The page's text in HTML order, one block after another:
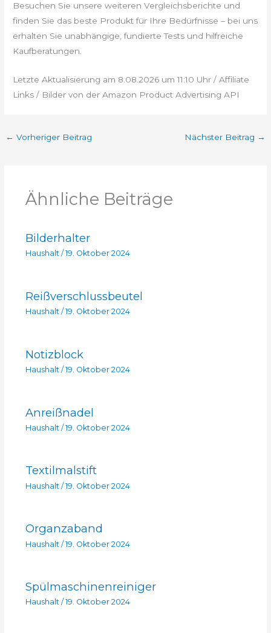
Besuchen Sie unsere weiteren Vergleichsberichte und
finden Sie das beste Produkt für Ihre Bedürfnisse – bei uns
erhalten Sie unabhängige, fundierte Tests und hilfreiche
Kaufberatungen.
Letzte Aktualisierung am 8.08.2026 um 11:10 Uhr / Affiliate
Links / Bilder von der Amazon Product Advertising API
← Vorheriger Beitrag Nächster Beitrag →
Ähnliche Beiträge
Bilderhalter
Haushalt/ 19. Oktober 2024
Reißverschlussbeutel
Haushalt/ 19. Oktober 2024
Notizblock
Haushalt/ 19. Oktober 2024
Anreißnadel
Haushalt / 19. Oktober 2024
Textilmalstift
Haushalt /19. Oktober 2024
Organzaband
Haushalt /19. Oktober 2024
Spülmaschinenreiniger
Haushalt/ 19. Oktober 2024